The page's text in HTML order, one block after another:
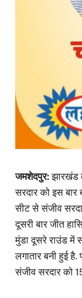
जमशेदपुर:झारखंड
सरदार को इस बार
सीट से संजीव
दूसरी बार जीत
मुंडा दूसरे राउंड में
लगातार बनी हुई
संजीव सरदार को